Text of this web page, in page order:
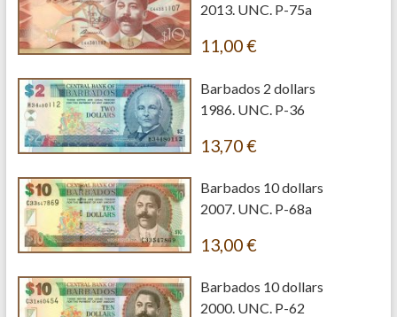
2013. UNC. P-75a
11,00€
Barbados 2 dollars
1986. UNC. P-36
13,70€
Barbados 10 dollars
2007. UNC. P-68a
13,00€
Barbados 10 dollars
2000. UNC. P-62